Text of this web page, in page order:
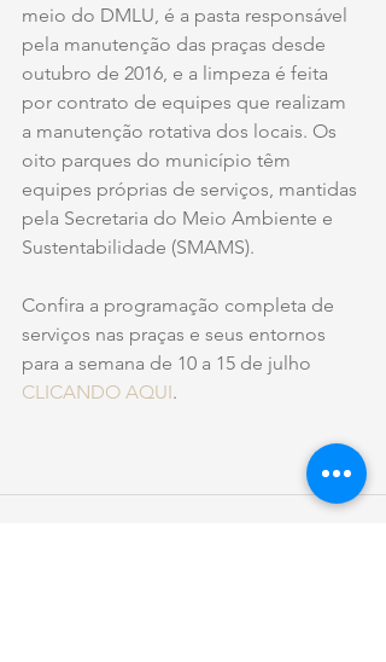
meio do DMLU, é a pasta responsável
pela manutenção das praças desde
outubro de 2016, e a limpeza é feita
por contrato de equipes que realizam
a manutenção rotativa dos locais. Os
oito parques do município têm
equipes próprias de serviços, mantidas
pela Secretaria do Meio Ambiente e
Sustentabilidade (SMAMS).
Confira a programação completa de
serviços nas praças e seus entornos
para a semana de 10 a 15 de julho
CLICANDO AQUI.